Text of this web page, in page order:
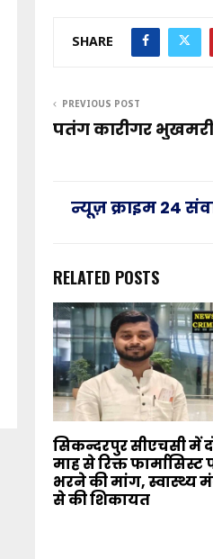
SHARE
PREVIOUS POST
पतंग कारीगर
न्यूज़ क्राइम 24
RELATED POSTS
सिकन्दरपुर सीएचसी में
माह से रिक्त फार्मासिस्ट
भरने की मांग, स्वास्थ्य
से की शिकायत